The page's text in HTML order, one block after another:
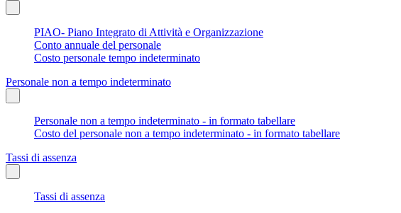
PIAO- Piano Integrato di Attività e Organizzazione
Conto annuale del personale
Costo personale tempo indeterminato
Personale non a tempo indeterminato
Personale non a tempo indeterminato - in formato tabellare
Costo del personale non a tempo indeterminato - in formato tabellare
Tassi di assenza
Tassi di assenza